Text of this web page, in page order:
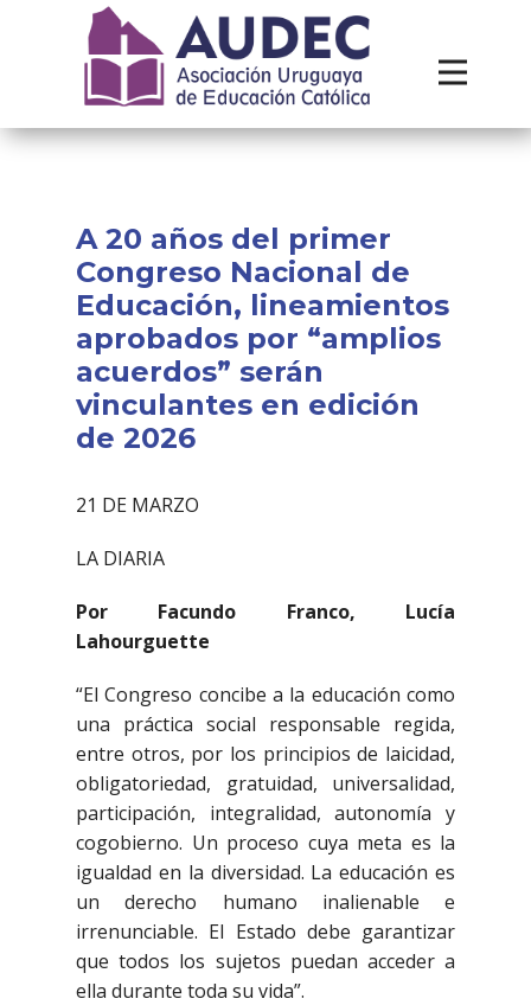
Institucional
Recursos
A 20 años del primer
Congreso Nacional de
Educación, lineamientos
aprobados por “amplios
acuerdos” serán
vinculantes en edición
de 2026
21 DE MARZO
LA DIARIA
Por Facundo Franco, Lucía
Lahourguette
“El Congreso concibe a la educación como
una práctica social responsable regida,
entre otros, por los principios de laicidad,
obligatoriedad, gratuidad, universalidad,
participación, integralidad, autonomía y
cogobierno. Un proceso cuya meta es la
igualdad en la diversidad. La educación es
un derecho humano inalienable e
irrenunciable. El Estado debe garantizar
que todos los sujetos puedan acceder a
ella durante toda su vida”.